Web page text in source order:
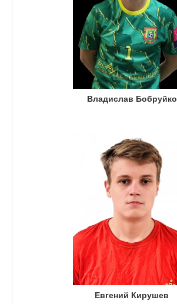
Владислав Бобруйко
Евгений Кирушев